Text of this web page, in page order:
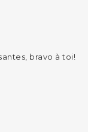
bravo à toi!